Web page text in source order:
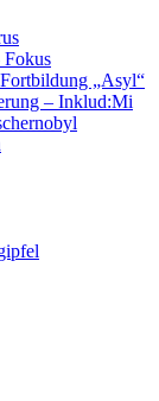
„Asyl“
– Inklud:Mi